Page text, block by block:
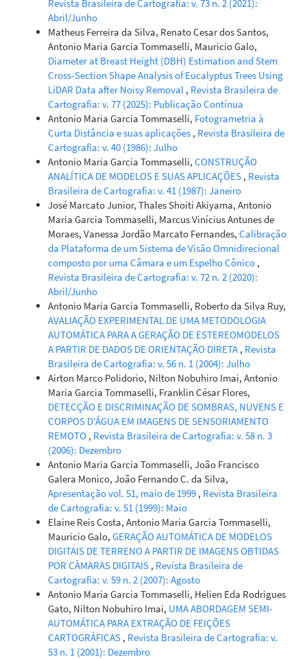
Revista Brasileira de Cartografia: v. 73 n. 2 (2021):
Abril/Junho
Matheus Ferreira da Silva, Renato Cesar dos Santos,
Antonio Maria Garcia Tommaselli, Mauricio Galo,
Diameter at Breast Height (DBH) Estimation and Stem
Cross-Section Shape Analysis of Eucalyptus Trees Using
LiDAR Data after Noisy Removal , Revista Brasileira de
Cartografia: v. 77 (2025): Publicação Contínua
Antonio Maria Garcia Tommaselli, Fotogrametria à
Curta Distância e suas aplicações , Revista Brasileira de
Cartografia: v. 40 (1986): Julho
Antonio Maria Garcia Tommaselli, CONSTRUÇÃO
ANALÍTICA DE MODELOS E SUAS APLICAÇÕES , Revista
Brasileira de Cartografia: v. 41 (1987): Janeiro
José Marcato Junior, Thales Shoiti Akiyama, Antonio
Maria Garcia Tommaselli, Marcus Vinícius Antunes de
Moraes, Vanessa Jordão Marcato Fernandes, Calibração
da Plataforma de um Sistema de Visão Omnidirecional
composto por uma Câmara e um Espelho Cônico ,
Revista Brasileira de Cartografia: v. 72 n. 2 (2020):
Abril/Junho
Antonio Maria Garcia Tommaselli, Roberto da Silva Ruy,
AVALIAÇÃO EXPERIMENTAL DE UMA METODOLOGIA
AUTOMÁTICA PARA A GERAÇÃO DE ESTEREOMODELOS
A PARTIR DE DADOS DE ORIENTAÇÃO DIRETA , Revista
Brasileira de Cartografia: v. 56 n. 1 (2004): Julho
Airton Marco Polidorio, Nilton Nobuhiro Imai, Antonio
Maria Garcia Tommaselli, Franklin César Flores,
DETECÇÃO E DISCRIMINAÇÃO DE SOMBRAS, NUVENS E
CORPOS D'ÁGUA EM IMAGENS DE SENSORIAMENTO
REMOTO , Revista Brasileira de Cartografia: v. 58 n. 3
(2006): Dezembro
Antonio Maria Garcia Tommaselli, João Francisco
Galera Monico, João Fernando C. da Silva,
Apresentação vol. 51, maio de 1999 , Revista Brasileira
de Cartografia: v. 51 (1999): Maio
Elaine Reis Costa, Antonio Maria Garcia Tommaselli,
Mauricio Galo, GERAÇÃO AUTOMÁTICA DE MODELOS
DIGITAIS DE TERRENO A PARTIR DE IMAGENS OBTIDAS
POR CÂMARAS DIGITAIS , Revista Brasileira de
Cartografia: v. 59 n. 2 (2007): Agosto
Antonio Maria Garcia Tommaselli, Helien Eda Rodrigues
Gato, Nilton Nobuhiro Imai, UMA ABORDAGEM SEMI-
AUTOMÁTICA PARA EXTRAÇÃO DE FEIÇÕES
CARTOGRÁFICAS , Revista Brasileira de Cartografia: v.
53 n. 1 (2001): Dezembro